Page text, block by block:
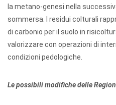
la metano-genesi nella
sommersa. I residui colturali
di carbonio per il suolo in
valorizzare con operazioni di
condizioni pedologiche.
Le possibili modifiche delle